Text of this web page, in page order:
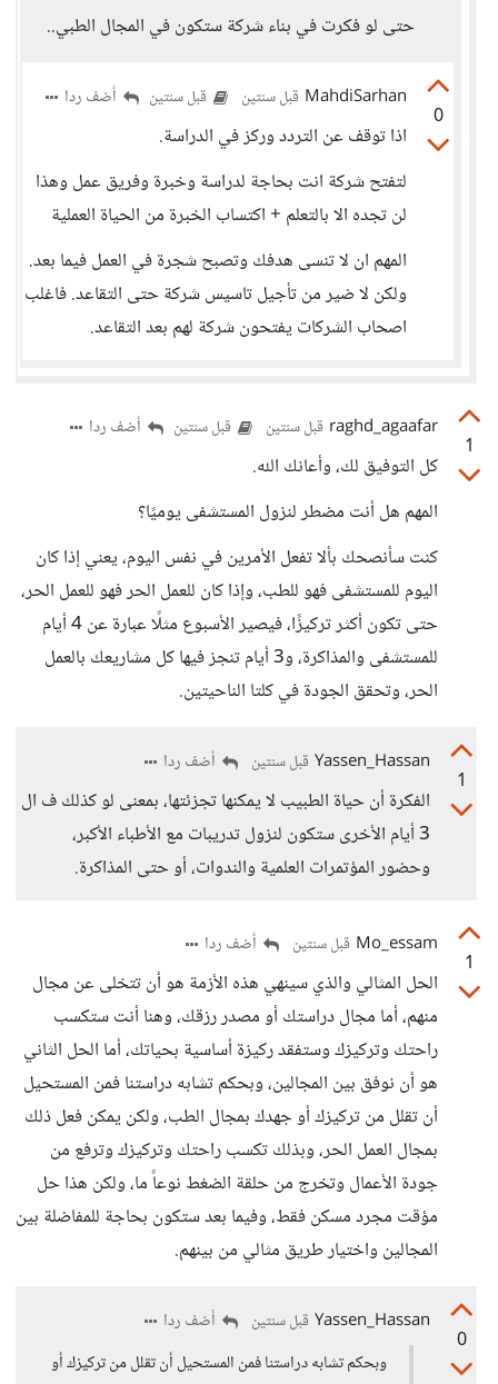
حتى لو فكرت في بناء شركة ستكون في المجال الطبي..
0
MahdiSarhan قبل سنتين قبل سنتين أضف ردا
اذا توقف عن التردد وركز في الدراسة.
لتفتح شركة انت بحاجة لدراسة وخبرة وفريق عمل وهذا
لن تجده الا بالتعلم + اكتساب الخبرة من الحياة العملية
المهم ان لا تنسى هدفك وتصبح شجرة في العمل فيما بعد.
ولكن لا ضير من تأجيل تاسيس شركة حتى التقاعد. فاغلب
اصحاب الشركات يفتحون شركة لهم بعد التقاعد.
1
raghd_agaafar قبل سنتين قبل سنتين أضف ردا
كل التوفيق لك، وأعانك الله.
المهم هل أنت مضطر لنزول المستشفى يوميًا؟
كنت سأنصحك بألا تفعل الأمرين في نفس اليوم، يعني إذا كان
اليوم للمستشفى فهو للطب، وإذا كان للعمل الحر فهو للعمل الحر،
حتى تكون أكثر تركيزًا، فيصير الأسبوع مثلًا عبارة عن 4 أيام
للمستشفى والمذاكرة، و3 أيام تنجز فيها كل مشاريعك بالعمل
الحر، وتحقق الجودة في كلتا الناحيتين.
1
Yassen_Hassan قبل سنتين أضف ردا
الفكرة أن حياة الطبيب لا يمكنها تجزئتها، بمعنى لو كذلك ف ال
3 أيام الأخرى ستكون لنزول تدريبات مع الأطباء الأكبر،
وحضور المؤتمرات العلمية والندوات، أو حتى المذاكرة.
1
Mo_essam قبل سنتين أضف ردا
الحل المثالي والذي سينهي هذه الأزمة هو أن تتخلى عن مجال
منهم، أما مجال دراستك أو مصدر رزقك، وهنا أنت ستكسب
راحتك وتركيزك وستفقد ركيزة أساسية بحياتك، أما الحل الثاني
هو أن نوفق بين المجالين، وبحكم تشابه دراستنا فمن المستحيل
أن تقلل من تركيزك أو جهدك بمجال الطب، ولكن يمكن فعل ذلك
بمجال العمل الحر، وبذلك تكسب راحتك وتركيزك وترفع من
جودة الأعمال وتخرج من حلقة الضغط نوعاً ما، ولكن هذا حل
مؤقت مجرد مسكن فقط، وفيما بعد ستكون بحاجة للمفاضلة بين
المجالين واختيار طريق مثالي من بينهم.
0
Yassen_Hassan قبل سنتين
أضف ردا
وبحكم تشابه دراستنا فمن المستحيل أن تقلل من تركيزك أو